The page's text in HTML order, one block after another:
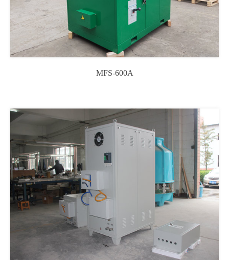
MFS-600A